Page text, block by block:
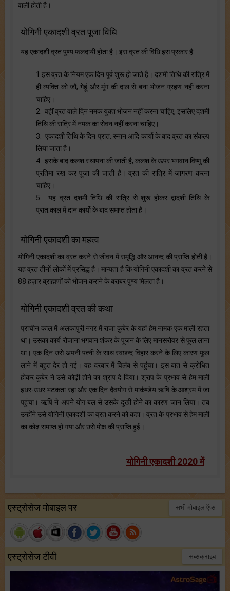
वाली होती है।
योगिनी एकादशी व्रत पूजा विधि
यह एकादशी व्रत पुण्य फलदायी होता है। इस व्रत की विधि इस प्रकार है:
1.इस व्रत के नियम एक दिन पूर्व शुरू हो जाते है। दशमी तिथि की रात्रि में
ही व्यक्ति को जौं, गेहूं और मूंग की दाल से बना भोजन ग्रहण नहीं करना
चाहिए।
2. वहीं व्रत वाले दिन नमक युक्त भोजन नहीं करना चाहिए, इसलिए दशमी
तिथि की रात्रि में नमक का सेवन नहीं करना चाहिए।
3. एकादशी तिथि के दिन प्रात: स्नान आदि कार्यो के बाद व्रत का संकल्प
लिया जाता है।
4. इसके बाद कलश स्थापना की जाती है, कलश के ऊपर भगवान विष्णु की
प्रतिमा रख कर पूजा की जाती है। व्रत की रात्रि में जागरण करना
चाहिए।
5. यह व्रत दशमी तिथि की रात्रि से शुरू होकर द्वादशी तिथि के
प्रात:काल में दान कार्यो के बाद समाप्त होता है।
योगिनी एकादशी का महत्व
योगिनी एकादशी का व्रत करने से जीवन में समृद्धि और आनन्द की प्राप्ति होती है।
यह व्रत तीनों लोकों में प्रसिद्ध है। मान्यता है कि योगिनी एकादशी का व्रत करने से
88 हज़ार ब्राह्मणों को भोजन कराने के बराबर पुण्य मिलता है।
योगिनी एकादशी व्रत की कथा
प्राचीन काल में अलकापुरी नगर में राजा कुबेर के यहां हेम नामक एक माली रहता
था। उसका कार्य रोजाना भगवान शंकर के पूजन के लिए मानसरोवर से फूल लाना
था। एक दिन उसे अपनी पत्नी के साथ स्वछन्द विहार करने के लिए कारण फूल
लाने में बहुत देर हो गई। वह दरबार में विलंब से पहुंचा। इस बात से क्रोधित
होकर कुबेर ने उसे कोढ़ी होने का श्राप दे दिया। श्राप के प्रभाव से हेम माली
इधर-उधर भटकता रहा और एक दिन दैवयोग से मार्कण्डेय ऋषि के आश्रम में जा
पहुंचा। ऋषि ने अपने योग बल से उसके दुखी होने का कारण जान लिया। तब
उन्होंने उसे योगिनी एकादशी का व्रत करने को कहा। व्रत के प्रभाव से हेम माली
का कोढ़ समाप्त हो गया और उसे मोक्ष की प्राप्ति हुई।
योगिनी एकादशी 2020 में
एस्ट्रोसेज मोबाइल पर सभी मोबाइल ऍप्स
एस्ट्रोसेज टीवी सब्सक्राइब